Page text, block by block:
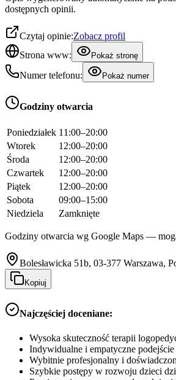
dostępnych opinii.
Czytaj opinie:Zobacz profil
Strona www:
Pokaż stronę
Numer telefonu: Pokaż numer
Godziny otwarcia
Poniedziałek 11:00–20:00
Wtorek
12:00–20:00
Środa
12:00–20:00
Czwartek
12:00–20:00
Piątek
12:00–20:00
Sobota
09:00–15:00
Niedziela
Zamknięte
Godziny otwarcia wg Google Maps —
Bolesławicka 51b, 03-377 Warszawa,
Kopiuj
Najczęściej doceniane:
Wysoka skuteczność terapii
Indywidualne i empatyczne
Wybitnie profesjonalny i
Szybkie postępy w rozwoju dzieci